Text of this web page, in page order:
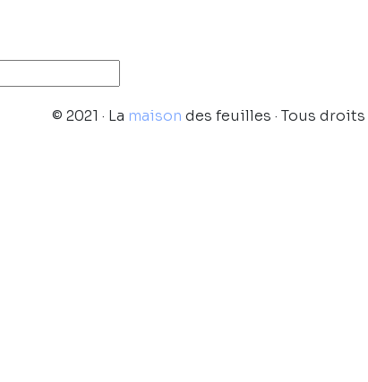
© 2021 · La maison des feuilles · Tous